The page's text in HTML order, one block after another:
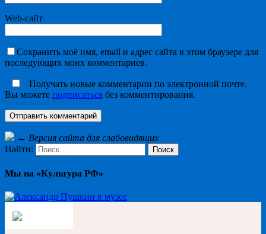
Web-сайт
Сохранить моё имя, email и адрес сайта в этом браузере для
последующих моих комментариев.
Получать новые комментарии по электронной почте.
Вы можете подписаться без комментирования.
← Версия сайта для слабовидящих
Найти:
Мы на «Культура РФ»